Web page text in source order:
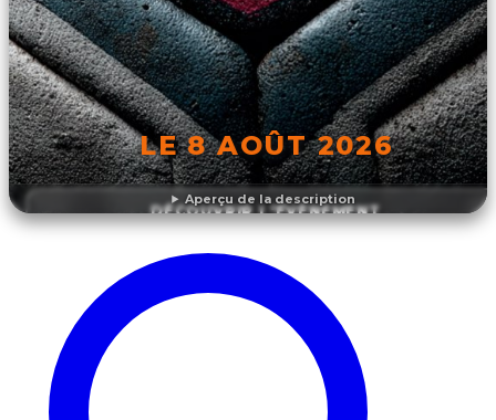
Aperçu de la description
LE 8 AOÛT 2026
DÉCOUVRIR L'ÉVÉNEMENT